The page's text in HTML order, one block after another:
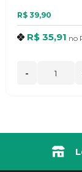
R$ 39,90
R$ 35,91 no
-